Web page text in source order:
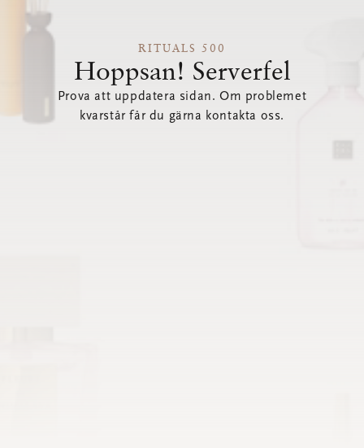
RITUALS 500
Hoppsan! Serverfel
Prova att uppdatera sidan. Om problemet
kvarstår får du gärna kontakta oss.